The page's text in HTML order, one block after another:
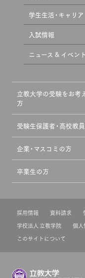
学生生活・キャリア
入試情報
ニュース & イベント
立教大学の受験をお考
方
受験生保護者・高校教
企業・マスコミの方
卒業生の方
採用情報 資料請求
学校法人 立教学院
個人
このサイトについて